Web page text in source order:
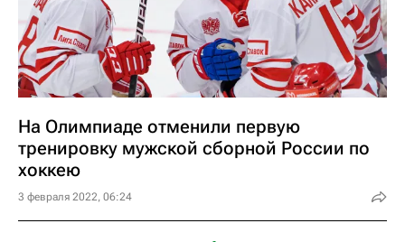
На Олимпиаде отменили первую
тренировку мужской сборной России по
хоккею
3 февраля 2022, 06:24